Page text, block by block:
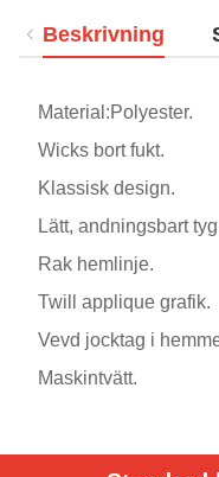
Beskrivning
Material:Polyester.
Wicks bort fukt.
Klassisk design.
Lätt, andningsbart
Rak hemlinje.
Twill applique grafik.
Vevd jocktag i
Maskintvätt.